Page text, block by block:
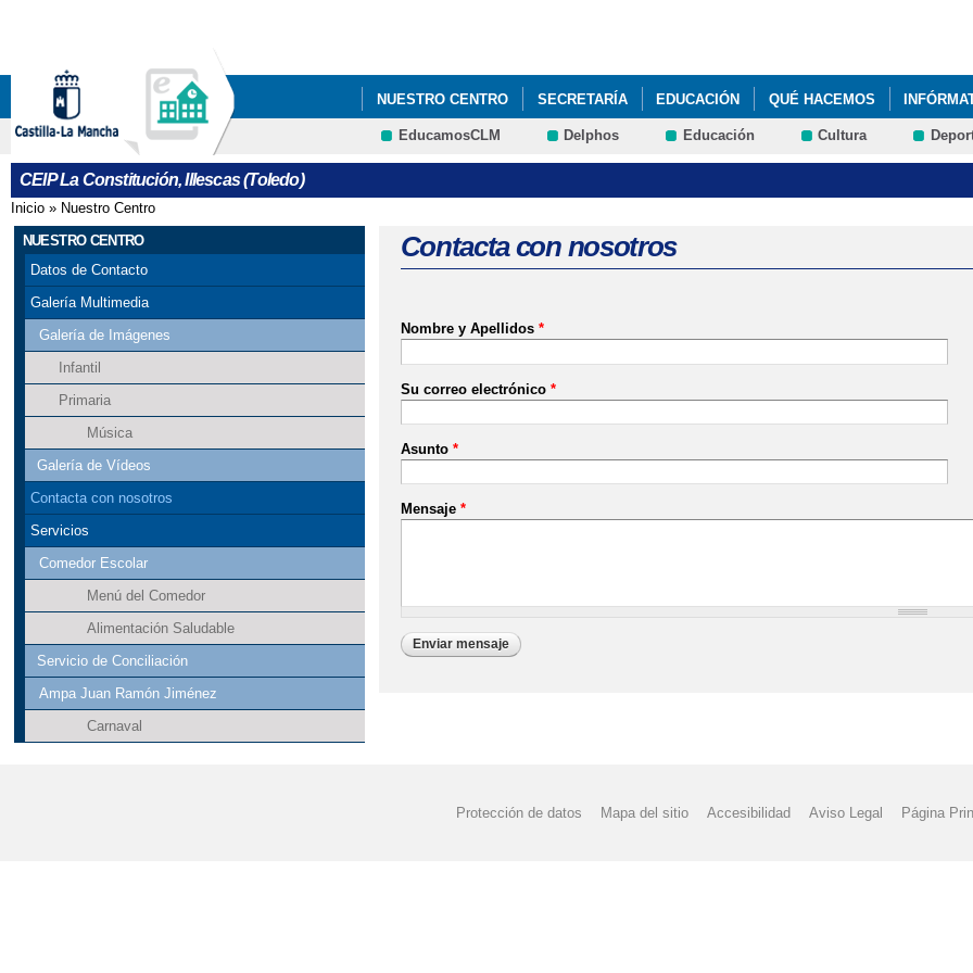
NUESTRO CENTRO SECRETARÍA EDUCACIÓN QUÉ HACEMOS
EducamosCLM Delphos Educación Cultura
CEIP La Constitución, Illescas (Toledo)
Se encuentra usted aquí
Inicio » Nuestro Centro
NUESTRO CENTRO
Datos de Contacto
Galería Multimedia
Galería de Imágenes
Infantil
Primaria
Música
Galería de Vídeos
Contacta con nosotros
Servicios
Comedor Escolar
Menú del Comedor
Alimentación Saludable
Servicio de Conciliación
Ampa Juan Ramón Jiménez
Carnaval
Contacta con nosotros
Nombre y Apellidos *
Su correo electrónico *
Asunto *
Mensaje *
Protección de datos Mapa del sitio Accesibilidad Aviso Legal Página